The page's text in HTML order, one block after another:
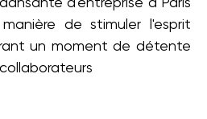
d'entreprise à Paris
de stimuler l'esprit
un moment de détente